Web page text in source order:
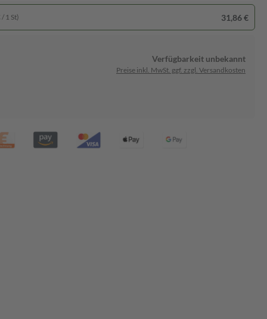
1 St) 31,86 €
Verfügbarkeit unbekannt
Preise inkl. MwSt. ggf. zzgl. Versandkosten